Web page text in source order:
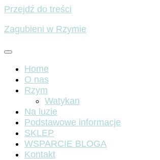
Przejdź do treści
Zagubieni w Rzymie
Home
O nas
Rzym
Watykan
Na luzie
Podstawowe informacje
SKLEP
WSPARCIE BLOGA
Kontakt